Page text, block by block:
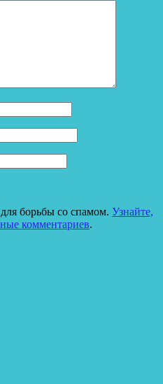
борьбы со спамом. Узнайте,
комментариев.